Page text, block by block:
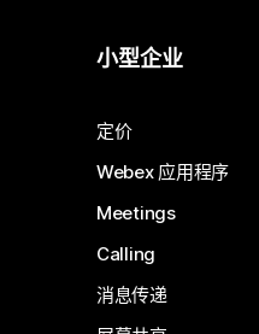
小型企业
定价
Webex 应用程序
Meetings
Calling
消息传递